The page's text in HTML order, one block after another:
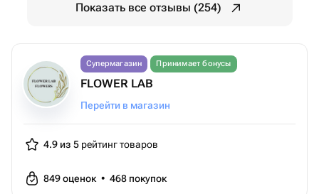
Показать все отзывы (254)
Супермагазин Принимает бонусы
FLOWER LAB
Перейти в магазин
4.9 из 5 рейтинг товаров
849оценок • 468 покупок